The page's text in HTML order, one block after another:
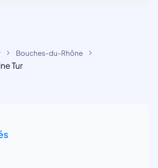
Bouches-du-Rhône
Tur